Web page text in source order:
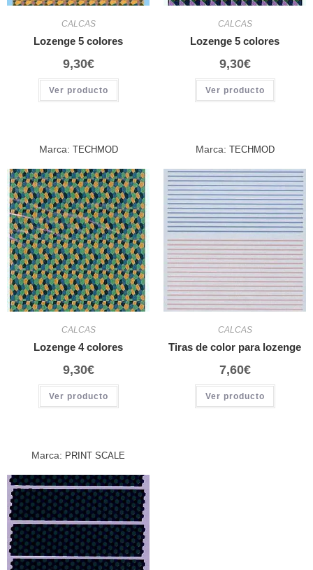
CALCAS
Lozenge 5 colores
9,30€
Ver producto
CALCAS
Lozenge 5 colores
9,30€
Ver producto
Marca: TECHMOD
CALCAS
Lozenge 4 colores
9,30€
Ver producto
Marca: TECHMOD
CALCAS
Tiras de color para lozenge
7,60€
Ver producto
Marca: PRINT SCALE